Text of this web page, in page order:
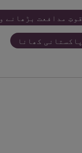
قوتِ مدافعت بڑھانے
پاکستانی کھانا